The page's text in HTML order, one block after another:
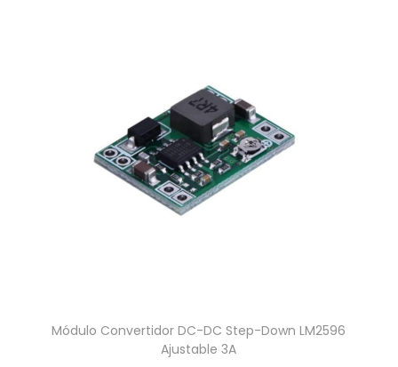
Módulo Convertidor DC-DC Step-Down LM2596
Ajustable 3A